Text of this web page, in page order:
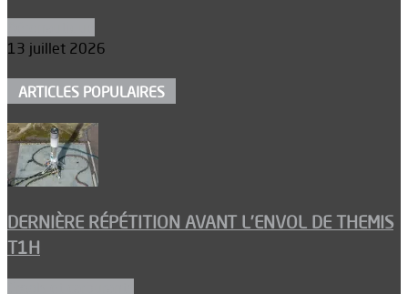
13 juillet 2026
ARTICLES POPULAIRES
DERNIÈRE RÉPÉTITION AVANT L’ENVOL DE THEMIS
T1H